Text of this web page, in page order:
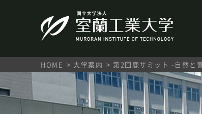
HOME 大学案内 第2回鹿サミット -自然と